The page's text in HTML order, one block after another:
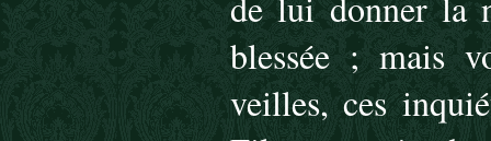
blessée ; mais
veilles, ces